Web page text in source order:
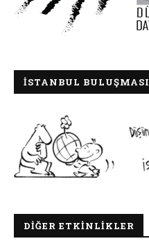
İSTANBUL BULUŞMASI
DIĞER ETKINLIKLER